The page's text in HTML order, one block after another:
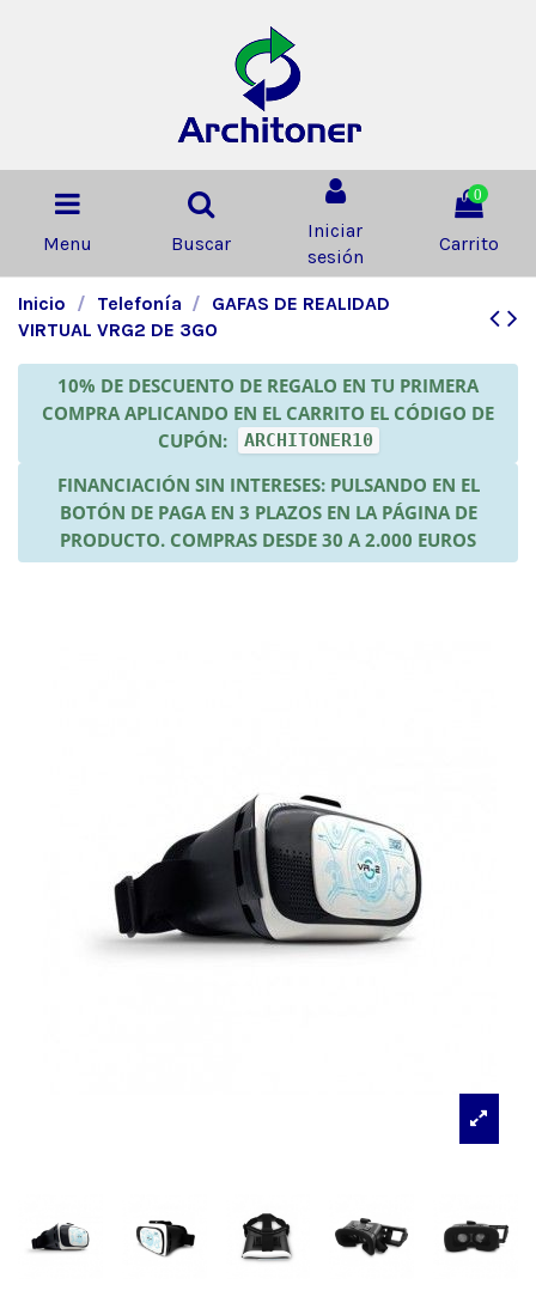
Menu Buscar
Iniciar
sesión
0
Carrito
Inicio Telefonía
GAFAS DE REALIDAD
VIRTUAL VRG2 DE 3GO
10% DE DESCUENTO DE REGALO EN TU PRIMERA
COMPRA APLICANDO EN EL CARRITO EL CÓDIGO DE
CUPÓN:
ARCHITONER10
FINANCIACIÓN SIN INTERESES: PULSANDO EN EL
BOTÓN DE PAGA EN 3 PLAZOS EN LA PÁGINA DE
PRODUCTO. COMPRAS DESDE 30 A 2.000 EUROS